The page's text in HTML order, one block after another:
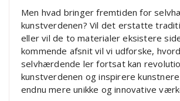
Men hvad bringer fremtiden for
kunstverdenen? Vil det erstatte
eller vil de to materialer eksistere
kommende afsnit vil vi udforske,
selvhærdende ler fortsat kan
kunstverdenen og inspirere
endnu mere unikke og innovative